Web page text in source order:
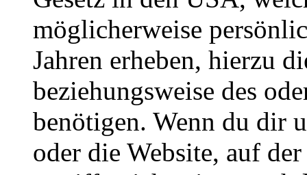
möglicherweise
Jahren erheben, hierzu
beziehungsweise des
benötigen. Wenn du dir
oder die Website, auf